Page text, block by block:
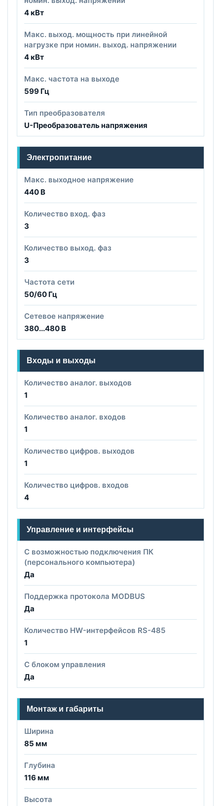
4 кВт
Макс. выход. мощность при линейной
нагрузке при номин. выход. напряжении
4 кВт
Макс. частота на выходе
599 Гц
Тип преобразователя
U-Преобразователь напряжения
Электропитание
Макс. выходное напряжение
440 В
Количество вход. фаз
3
Количество выход. фаз
3
Частота сети
50/60 Гц
Сетевое напряжение
380...480 В
Входы и выходы
Количество аналог. выходов
1
Количество аналог. входов
1
Количество цифров. выходов
1
Количество цифров. входов
4
Управление и интерфейсы
С возможностью подключения ПК
(персонального компьютера)
Да
Поддержка протокола MODBUS
Да
Количество HW-интерфейсов RS-485
1
С блоком управления
Да
Монтаж и габариты
Ширина
85 мм
Глубина
116 мм
Высота